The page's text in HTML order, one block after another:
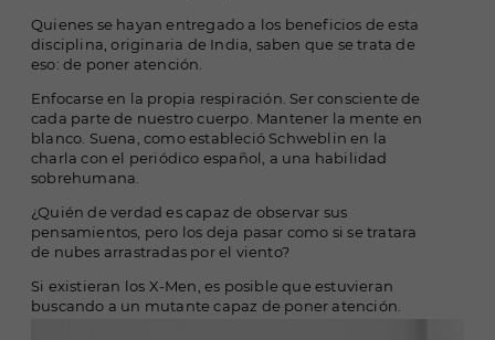
Quienes se hayan entregado a los beneficios de esta
disciplina, originaria de India, saben que se trata de
eso: de poner atención.
Enfocarse en la propia respiración. Ser consciente de
cada parte de nuestro cuerpo. Mantener la mente en
blanco. Suena, como estableció Schweblin en la
charla con el periódico español, a una habilidad
sobrehumana.
¿Quién de verdad es capaz de observar sus
pensamientos, pero los deja pasar como si se tratara
de nubes arrastradas por el viento?
Si existieran los X-Men, es posible que estuvieran
buscando a un mutante capaz de poner atención.